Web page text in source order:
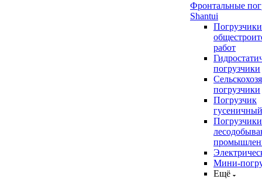
Фронтальные
Shantui
работ
погрузчики
погрузчики
Погрузчик
гусеничный
Мини-
Ещё